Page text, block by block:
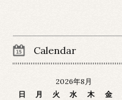
Calendar
2026年8月
日
月 火 水 木 金